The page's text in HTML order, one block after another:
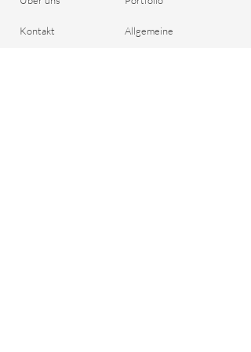
Kontakt Allgemeine